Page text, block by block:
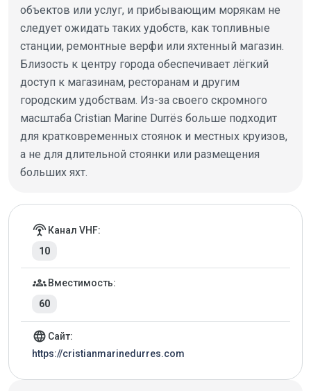
объектов или услуг, и прибывающим морякам не
следует ожидать таких удобств, как топливные
станции, ремонтные верфи или яхтенный магазин.
Близость к центру города обеспечивает лёгкий
доступ к магазинам, ресторанам и другим
городским удобствам. Из-за своего скромного
масштаба Cristian Marine Durrës больше подходит
для кратковременных стоянок и местных круизов,
а не для длительной стоянки или размещения
больших яхт.
Детали марины
settings_input_antenna Канал VHF:
10
groups Вместимость:
60
language Сайт:
https://cristianmarinedurres.com